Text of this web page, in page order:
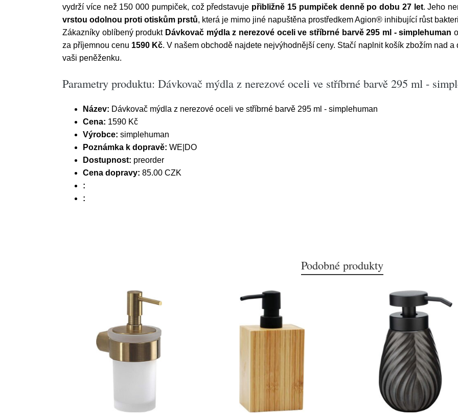
vydrží více než 150 000 pumpiček, což představuje přibližně 15 pumpiček denně po dobu 27 let. Jeho
vrstou odolnou proti otiskům prstů, která je mimo jiné napuštěna prostředkem Agion®️ inhibující růst
Zákazníky oblíbený produkt Dávkovač mýdla z nerezové oceli ve stříbrné barvě 295 ml - simplehuman
za příjemnou cenu 1590 Kč. V našem obchodě najdete nejvýhodnější ceny. Stačí naplnit košík zbožím nad
vaši peněženku.
Parametry produktu: Dávkovač mýdla z nerezové oceli ve stříbrné barvě 295 ml -
Název: Dávkovač mýdla z nerezové oceli ve stříbrné barvě 295 ml - simplehuman
Cena: 1590 Kč
Výrobce: simplehuman
Poznámka k dopravě: WE|DO
Dostupnost: preorder
Cena dopravy: 85.00 CZK
:
:
Podobné produkty